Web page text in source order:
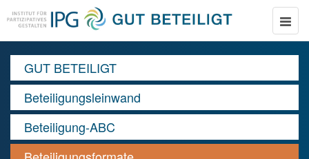
Toggle
GUT BETEILIGT
Beteiligungsleinwand
Beteiligung-ABC